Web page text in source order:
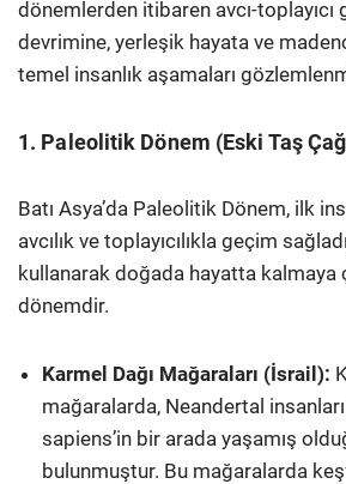
dönemlerden itibaren avcı-toplayıcı
devrimine, yerleşik hayata ve
temel insanlık aşamaları
1. Paleolitik Dönem (Eski Taş
Batı Asya’da Paleolitik Dönem, ilk
avcılık ve toplayıcılıkla geçim
kullanarak doğada hayatta kalmaya
dönemdir.
Karmel Dağı Mağaraları (İsrail):
mağaralarda, Neandertal
sapiens’in bir arada yaşamış
bulunmuştur. Bu mağaralarda